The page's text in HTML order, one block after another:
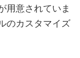
用意されていま
のカスタマイズ